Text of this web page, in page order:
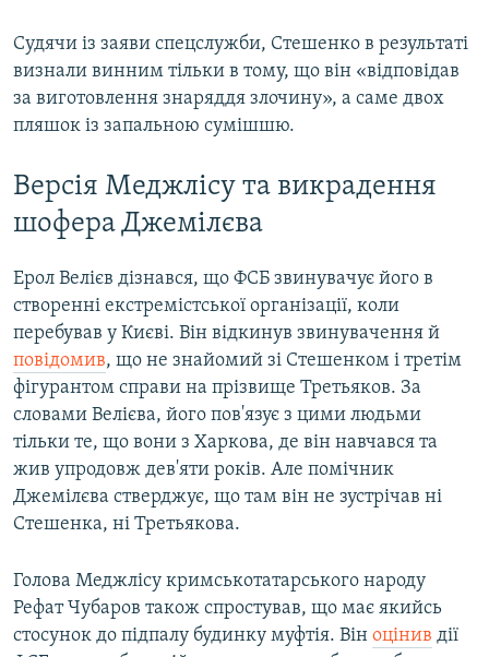
Судячи із заяви спецслужби, Стешенко в результаті
визнали винним тільки в тому, що він «відповідав
за виготовлення знаряддя злочину», а саме двох
пляшок із запальною сумішшю.
Версія Меджлісу та викрадення
шофера Джемілєва
Ерол Велієв дізнався, що ФСБ звинувачує його в
створенні екстремістської організації, коли
перебував у Києві. Він відкинув звинувачення й
повідомив, що не знайомий зі Стешенком і третім
фігурантом справи на прізвище Третьяков. За
словами Велієва, його пов'язує з цими людьми
тільки те, що вони з Харкова, де він навчався та
жив упродовж дев'яти років. Але помічник
Джемілєва стверджує, що там він не зустрічав ні
Стешенка, ні Третьякова.
Голова Меджлісу кримськотатарського народу
Рефат Чубаров також спростував, що має якийсь
стосунок до підпалу будинку муфтія. Він оцінив дії